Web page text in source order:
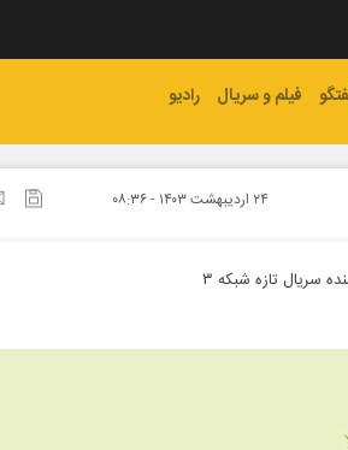
فیلم و سریال رادیو
۲۴ ارديبهشت ۱۴۰۳ - ۰۸:۳۶
سریال تازه شبکه ۳